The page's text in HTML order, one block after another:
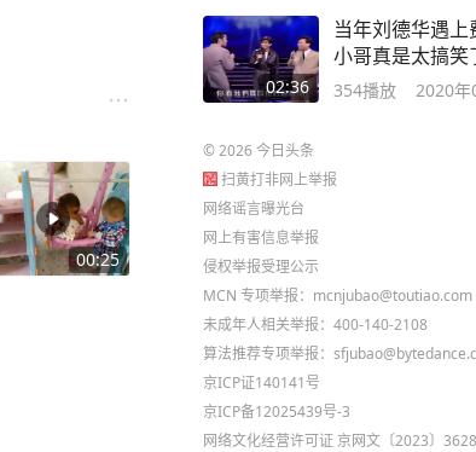
00:25
02:36
当年刘德华遇上
小哥真是太搞笑
都在讲段子
354播放 2020年
©2026今日头条
扫黄打非网上举报
网络谣言曝光台
网上有害信息举报
侵权举报受理公示
MCN 专项举报：mcnjubao@toutiao.com
未成年人相关举报：400-140-2108
算法推荐专项举报：
京ICP证140141号
京ICP备12025439号-3
网络文化经营许可证 京网文〔2023〕